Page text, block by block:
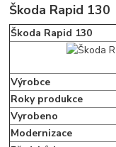
Škoda Rapid 130
Škoda Rapid 130
Výrobce
Roky produkce
Vyrobeno
Modernizace